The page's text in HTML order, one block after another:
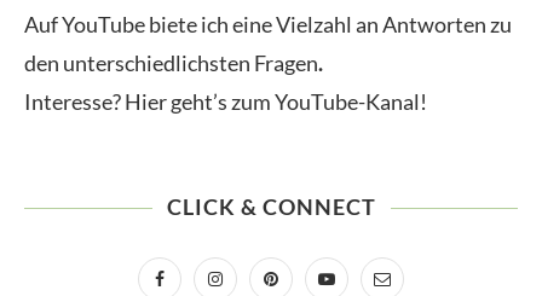
Auf YouTube biete ich eine Vielzahl an Antworten zu
den unterschiedlichsten Fragen.
Interesse? Hier geht’s zum YouTube-Kanal!
CLICK & CONNECT